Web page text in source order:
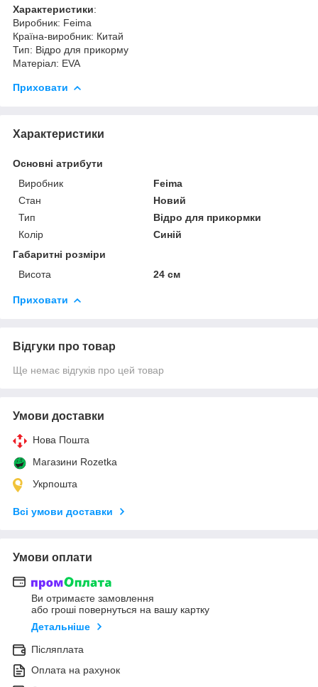
Характеристики:
Виробник: Feima
Країна-виробник: Китай
Тип: Відро для прикорму
Матеріал: EVA
Приховати
Характеристики
Основні атрибути
Виробник
Feima
Стан
Новий
Тип
Відро для прикормки
Колір
Синій
Габаритні розміри
Висота
24 см
Приховати
Відгуки про товар
Ще немає відгуків про цей товар
Умови доставки
Нова Пошта
Магазини Rozetka
Укрпошта
Всі умови доставки
Умови оплати
Ви отримаєте замовлення
або гроші повернуться на вашу картку
Детальніше
Післяплата
Оплата на рахунок